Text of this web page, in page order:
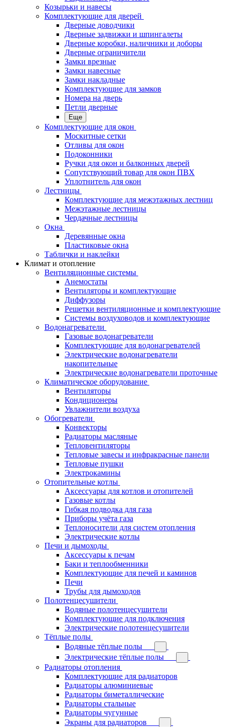
Козырьки и навесы
Комплектующие для дверей
Дверные доводчики
Дверные задвижки и шпингалеты
Дверные коробки, наличники и доборы
Дверные ограничители
Замки врезные
Замки навесные
Замки накладные
Комплектующие для замков
Номера на дверь
Петли дверные
Еще
Комплектующие для окон
Москитные сетки
Отливы для окон
Подоконники
Ручки для окон и балконных дверей
Сопутствующий товар для окон ПВХ
Уплотнитель для окон
Лестницы
Комплектующие для межэтажных лестниц
Межэтажные лестницы
Чердачные лестницы
Окна
Деревянные окна
Пластиковые окна
Таблички и наклейки
Климат и отопление
Вентиляционные системы
Анемостаты
Вентиляторы и комплектующие
Диффузоры
Решетки вентиляционные и комплектующие
Системы воздуховодов и комплектующие
Водонагреватели
Газовые водонагреватели
Комплектующие для водонагревателей
Электрические водонагреватели
накопительные
Электрические водонагреватели проточные
Климатическое оборудование
Вентиляторы
Кондиционеры
Увлажнители воздуха
Обогреватели
Конвекторы
Радиаторы масляные
Тепловентиляторы
Тепловые завесы и инфракрасные панели
Тепловые пушки
Электрокамины
Отопительные котлы
Аксессуары для котлов и отопителей
Газовые котлы
Гибкая подводка для газа
Приборы учёта газа
Теплоносители для систем отопления
Электрические котлы
Печи и дымоходы
Аксессуары к печам
Баки и теплообменники
Комплектующие для печей и каминов
Печи
Трубы для дымоходов
Полотенцесушители
Водяные полотенцесушители
Комплектующие для подключения
Электрические полотенцесушители
Тёплые полы
Водяные тёплые полы
Электрические тёплые полы
Радиаторы отопления
Комплектующие для радиаторов
Радиаторы алюминиевые
Радиаторы биметаллические
Радиаторы стальные
Радиаторы чугунные
Экраны для радиаторов